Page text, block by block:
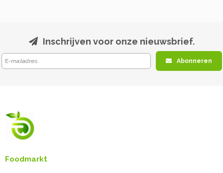
Inschrijven voor onze nieuwsbrief.
Abonneren
Foodmarkt